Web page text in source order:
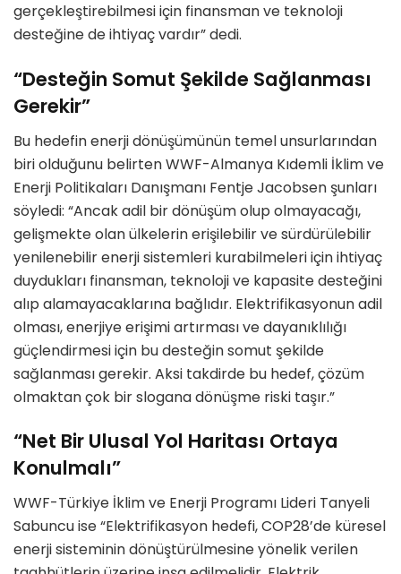
gerçekleştirebilmesi için finansman ve teknoloji
desteğine de ihtiyaç vardır” dedi.
“Desteğin Somut Şekilde Sağlanması
Gerekir”
Bu hedefin enerji dönüşümünün temel unsurlarından
biri olduğunu belirten WWF-Almanya Kıdemli İklim ve
Enerji Politikaları Danışmanı Fentje Jacobsen şunları
söyledi: “Ancak adil bir dönüşüm olup olmayacağı,
gelişmekte olan ülkelerin erişilebilir ve sürdürülebilir
yenilenebilir enerji sistemleri kurabilmeleri için ihtiyaç
duydukları finansman, teknoloji ve kapasite desteğini
alıp alamayacaklarına bağlıdır. Elektrifikasyonun adil
olması, enerjiye erişimi artırması ve dayanıklılığı
güçlendirmesi için bu desteğin somut şekilde
sağlanması gerekir. Aksi takdirde bu hedef, çözüm
olmaktan çok bir slogana dönüşme riski taşır.”
“Net Bir Ulusal Yol Haritası Ortaya
Konulmalı”
WWF-Türkiye İklim ve Enerji Programı Lideri Tanyeli
Sabuncu ise “Elektrifikasyon hedefi, COP28’de küresel
enerji sisteminin dönüştürülmesine yönelik verilen